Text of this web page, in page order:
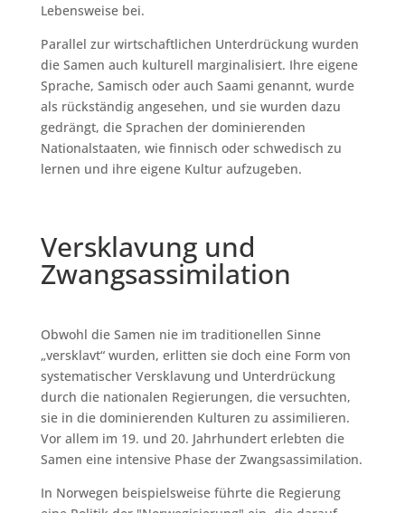
Lebensweise bei.
Parallel zur wirtschaftlichen Unterdrückung wurden
die Samen auch kulturell marginalisiert. Ihre eigene
Sprache, Samisch oder auch Saami genannt, wurde
als rückständig angesehen, und sie wurden dazu
gedrängt, die Sprachen der dominierenden
Nationalstaaten, wie finnisch oder schwedisch zu
lernen und ihre eigene Kultur aufzugeben.
Versklavung und
Zwangsassimilation
Obwohl die Samen nie im traditionellen Sinne
„versklavt“ wurden, erlitten sie doch eine Form von
systematischer Versklavung und Unterdrückung
durch die nationalen Regierungen, die versuchten,
sie in die dominierenden Kulturen zu assimilieren.
Vor allem im 19. und 20. Jahrhundert erlebten die
Samen eine intensive Phase der Zwangsassimilation.
In Norwegen beispielsweise führte die Regierung